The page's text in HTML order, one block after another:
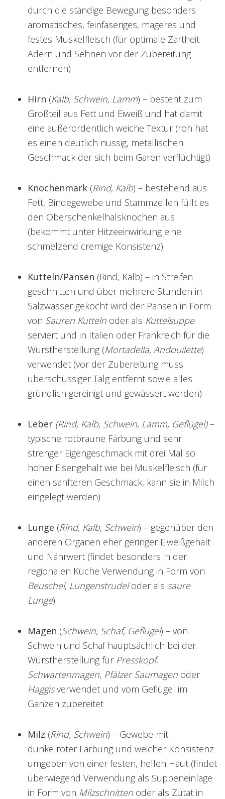
durch die ständige Bewegung besonders
aromatisches, feinfaseriges, mageres und
festes Muskelfleisch (für optimale Zartheit
Adern und Sehnen vor der Zubereitung
entfernen)
Hirn (Kalb, Schwein, Lamm) – besteht zum
Großteil aus Fett und Eiweiß und hat damit
eine außerordentlich weiche Textur (roh hat
es einen deutlich nussig, metallischen
Geschmack der sich beim Garen verflüchtigt)
Knochenmark (Rind, Kalb) – bestehend aus
Fett, Bindegewebe und Stammzellen füllt es
den Oberschenkelhalsknochen aus
(bekommt unter Hitzeeinwirkung eine
schmelzend cremige Konsistenz)
Kutteln/Pansen (Rind, Kalb) – in Streifen
geschnitten und über mehrere Stunden in
Salzwasser gekocht wird der Pansen in Form
von Sauren Kutteln oder als Kuttelsuppe
serviert und in Italien oder Frankreich für die
Wurstherstellung (Mortadella, Andouilette)
verwendet (vor der Zubereitung muss
überschüssiger Talg entfernt sowie alles
gründlich gereinigt und gewässert werden)
Leber (Rind, Kalb, Schwein, Lamm, Geflügel)–
typische rotbraune Färbung und sehr
strenger Eigengeschmack mit drei Mal so
hoher Eisengehalt wie bei Muskelfleisch (für
einen sanfteren Geschmack, kann sie in Milch
eingelegt werden)
Lunge (Rind, Kalb, Schwein) – gegenüber den
anderen Organen eher geringer Eiweißgehalt
und Nährwert (findet besonders in der
regionalen Küche Verwendung in Form von
Beuschel, Lungenstrudeloder als saure
Lunge)
Magen (Schwein, Schaf, Geflügel) – von
Schwein und Schaf hauptsächlich bei der
Wurstherstellung für Presskopf,
Schwartenmagen, Pfälzer Saumagen oder
Haggisverwendet und vom Geflügel im
Ganzen zubereitet
Milz (Rind, Schwein) – Gewebe mit
dunkelroter Färbung und weicher Konsistenz
umgeben von einer festen, hellen Haut (findet
überwiegend Verwendung als Suppeneinlage
in Form von Milzschnitten oder als Zutat in